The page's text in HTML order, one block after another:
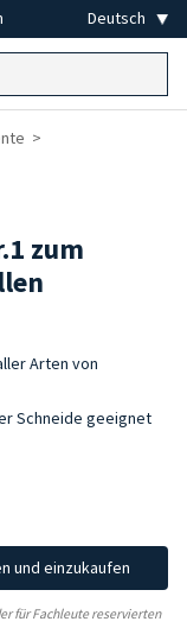
zum
Arten von
Schneide geeignet
und einzukaufen
für Fachleute reservierten